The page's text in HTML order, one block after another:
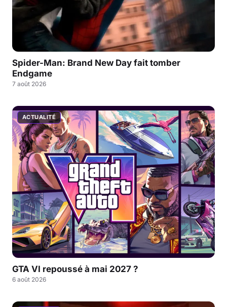
Spider-Man: Brand New Day fait tomber
Endgame
7 août 2026
ACTUALITÉ
GTA VI repoussé à mai 2027 ?
6 août 2026